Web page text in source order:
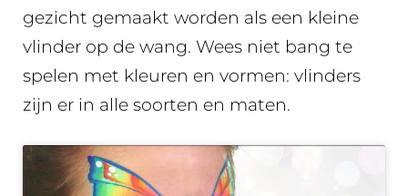
gezicht gemaakt worden als een kleine
vlinder op de wang. Wees niet bang te
spelen met kleuren en vormen: vlinders
zijn er in alle soorten en maten.